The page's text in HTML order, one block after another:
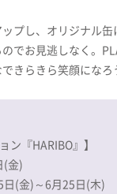
プし、オリジナル缶
でお見逃しなく。
きらきら笑顔になろ
ン『HARIBO』】
(金)
(金)～6月25日(木)